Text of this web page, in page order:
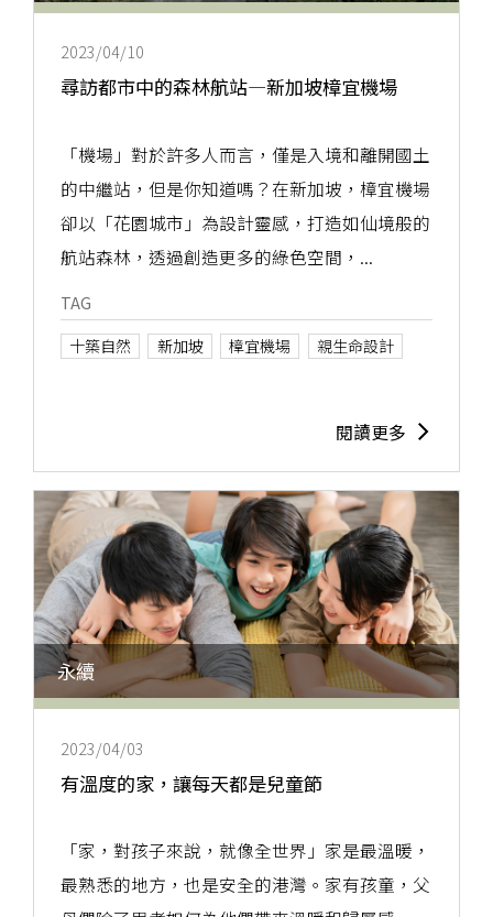
2023/04/10
尋訪都市中的森林航站—新加坡樟宜機場
「機場」對於許多人而言，僅是入境和離開國土
的中繼站，但是你知道嗎？在新加坡，樟宜機場
卻以「花園城市」為設計靈感，打造如仙境般的
航站森林，透過創造更多的綠色空間，...
TAG
十築自然
新加坡 樟宜機場 親生命設計
閱讀更多
永續
2023/04/03
有溫度的家，讓每天都是兒童節
「家，對孩子來說，就像全世界」家是最溫暖，
最熟悉的地方，也是安全的港灣。家有孩童，父